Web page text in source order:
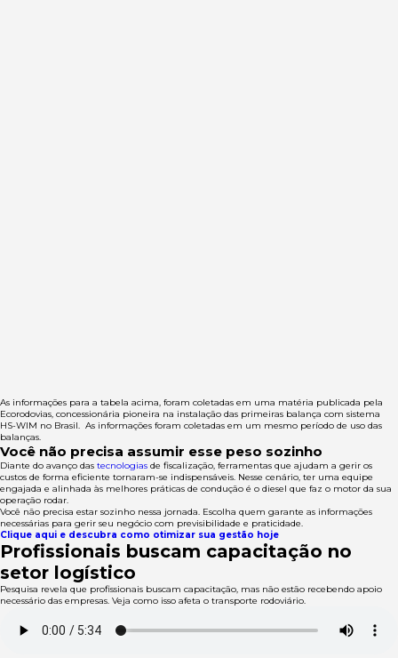
As informações para a tabela acima, foram coletadas em uma matéria publicada pela
Ecorodovias, concessionária pioneira na instalação das primeiras balança com sistema
HS-WIM no Brasil. As informações foram coletadas em um mesmo período de uso das
balanças.
Você não precisa assumir esse peso sozinho
Diante do avanço das tecnologias de fiscalização, ferramentas que ajudam a gerir os
custos de forma eficiente tornaram-se indispensáveis. Nesse cenário, ter uma equipe
engajada e alinhada às melhores práticas de condução é o diesel que faz o motor da sua
operação rodar.
Você não precisa estar sozinho nessa jornada. Escolha quem garante as informações
necessárias para gerir seu negócio com previsibilidade e praticidade.
Clique aqui e descubra como otimizar sua gestão hoje
Profissionais buscam capacitação no
setor logístico
Pesquisa revela que profissionais buscam capacitação, mas não estão recebendo apoio
necessário das empresas. Veja como isso afeta o transporte rodoviário.